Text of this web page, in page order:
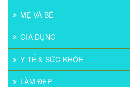
MẸ VÀ BÉ
GIA DỤNG
Y TẾ & SỨC KHỎE
LÀM ĐẸP